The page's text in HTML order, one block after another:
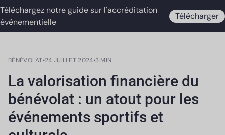
Téléchargez notre guide sur l'accréditation
événementielle
Télécharger
BÉNÉVOLAT•24 JUILLET 2024•3 MIN
La valorisation financière du
bénévolat : un atout pour les
événements sportifs et